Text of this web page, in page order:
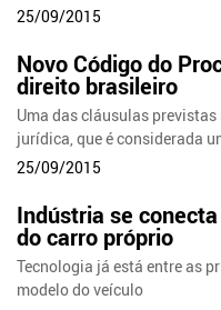
25/09/2015
Novo Código do
direito brasileiro
Uma das cláusulas previstas
jurídica, que é considerada
25/09/2015
Indústria se
do carro próprio
Tecnologia já está entre as
modelo do veículo